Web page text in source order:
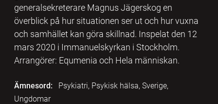
generalsekreterare Magnus Jägerskog en
överblick på hur situationen ser ut och hur vuxna
och samhället kan göra skillnad. Inspelat den 12
mars 2020 i Immanuelskyrkan i Stockholm.
Arrangörer: Equmenia och Hela människan.
Ämnesord:
Psykiatri, Psykisk hälsa, Sverige,
Ungdomar